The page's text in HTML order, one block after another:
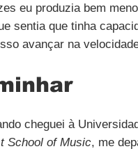
eu produzia bem
sentia que tinha
avançar na
cheguei à
School of Music, me